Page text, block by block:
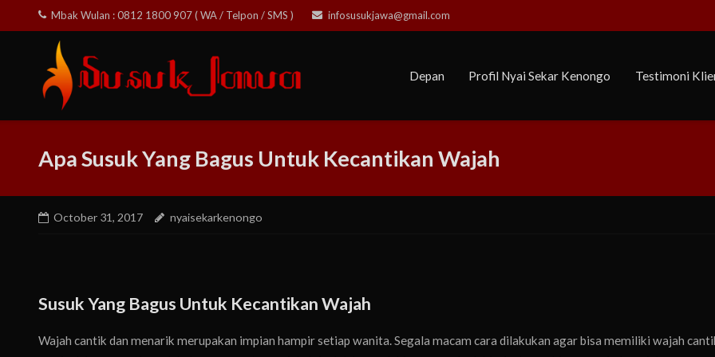
to
Mbak Wulan : 0812 1800 907 ( WA / Telpon / SMS ) infosusukjawa@gmail.com
Depan Profil Nyai Sekar Kenongo Testimoni
Apa Susuk Yang Bagus Untuk Kecantikan Wajah
October 31, 2017 nyaisekarkenongo
Susuk Yang Bagus Untuk Kecantikan Wajah
Wajah cantik dan menarik merupakan impian hampir setiap wanita. Segala macam cara dilakukan agar bisa memiliki wajah